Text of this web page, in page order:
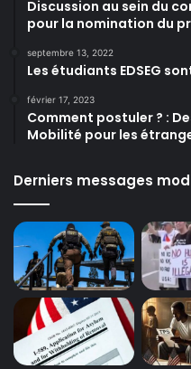
Discussion au sein du
pour la nomination du
septembre 13, 2022
Les étudiants EDSEG
février 17, 2023
Comment postuler ? :
Mobilité pour les
Derniers messages